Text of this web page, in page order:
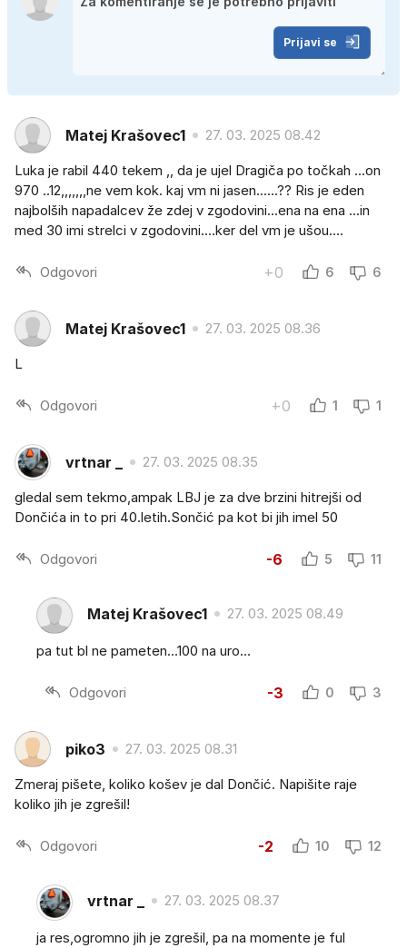
Prijavi se
Matej Krašovec1 27. 03. 2025 08.42
Luka je rabil 440 tekem ,, da je ujel Dragiča po točkah ...on
970 ..12,,,,,,,ne vem kok. kaj vm ni jasen......?? Ris je eden
najbolših napadalcev že zdej v zgodovini...ena na ena ...in
med 30 imi strelci v zgodovini....ker del vm je ušou....
Odgovori +0 6 6
Matej Krašovec1 27. 03. 2025 08.36
L
Odgovori +0 1 1
vrtnar _ 27. 03. 2025 08.35
gledal sem tekmo,ampak LBJ je za dve brzini hitrejši od
Dončića in to pri 40.letih.Sončić pa kot bi jih imel 50
Odgovori -6 5 11
Matej Krašovec1 27. 03. 2025 08.49
pa tut bl ne pameten...100 na uro...
Odgovori -3 0 3
piko3 27. 03. 2025 08.31
Zmeraj pišete, koliko košev je dal Dončić. Napišite raje
koliko jih je zgrešil!
Odgovori -2 10 12
vrtnar _ 27. 03. 2025 08.37
ja res,ogromno jih je zgrešil, pa na momente je ful